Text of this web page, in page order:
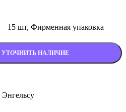
15 шт, Фирменная упаковка
УТОЧНИТЬ НАЛИЧИЕ
Энгельсу